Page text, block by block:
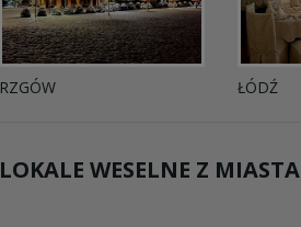
RZGÓW ŁÓDŹ
LOKALE WESELNE Z MIASTA